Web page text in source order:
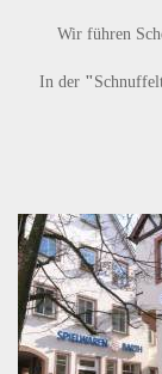
Wir führen
In der "